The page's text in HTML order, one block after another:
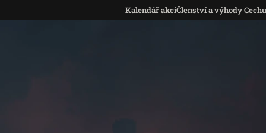
Kalendář akcíČlenství a výhody Cechu